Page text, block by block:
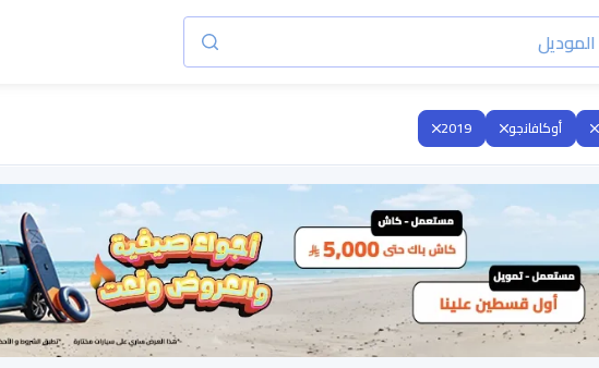
أوكافانجو 2019